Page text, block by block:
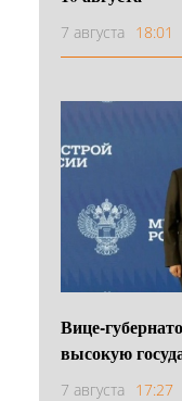
7 августа 18:01
Вице-
высокую
7 августа 17:27